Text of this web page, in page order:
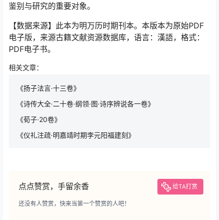
鉴别与研究的重要对象。
【数据来源】此本为明万历时期刊本。本版本为原始PDF
电子版，来源古籍文献资源数据库，语言：漢語，格式：
PDF电子书。
相关文章：
《扬子法言·十三卷》
《诗传大全·二十卷·纲领·图·诗序辨说各一卷》
《荀子·20卷》
《仪礼注疏·明嘉靖时期李元阳福建刻》
点点赞赏，手留余香 给TA打赏
还没有人赞赏，快来当第一个赞赏的人吧！